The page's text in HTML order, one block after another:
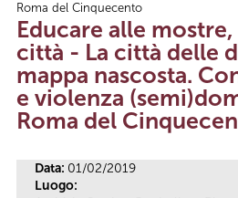
Roma del Cinquecento
Educare alle
città - La città delle
mappa nascosta.
e violenza
Roma del
Data: 01/02/2019
Luogo: